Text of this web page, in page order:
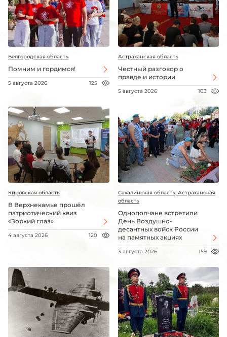
Белгородская область
Помним и гордимся!
5 августа 2026 125
Астраханская область
Честный разговор о
правде и истории
5 августа 2026 103
Кировская область
В Верхнекамье прошёл
патриотический квиз
«Зоркий глаз»
4 августа 2026 120
Сахалинская область, Астраханская
область
Однополчане встретили
День Воздушно-
десантных войск России
на памятных акциях
3 августа 2026 159